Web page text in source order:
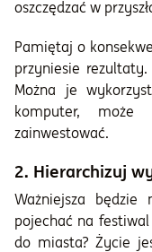
oszczędzać w
Pamiętaj o
przyniesie rezultaty.
Można je
komputer, może
zainwestować.
2. Hierarchizuj
Ważniejsza
pojechać na
do miasta? Życie